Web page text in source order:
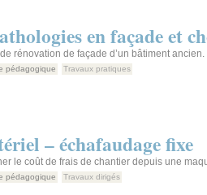
en façade et
rénovation de façade d’un bâtiment ancien.
pédagogique Travaux pratiques
– échafaudage fixe
le coût de frais de chantier depuis une
pédagogique Travaux dirigés